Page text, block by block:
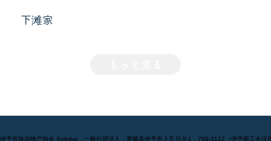
下滩家
予市旅游物产协会 Soleilyo，一般社团法人，爱媛县伊予市上五川 9-1，799-3112（伊予商工会议